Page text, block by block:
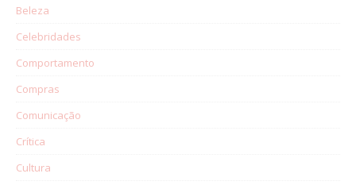
Beleza
Celebridades
Comportamento
Compras
Comunicação
Crítica
Cultura